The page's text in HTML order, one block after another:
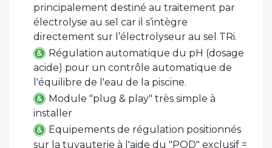
principalement destiné au traitement par
électrolyse au sel car il s’intègre
directement sur l’électrolyseur au sel TRi.
Régulation automatique du pH (dosage
acide) pour un contrôle automatique de
l'équilibre de l'eau de la piscine.
Module "plug & play" très simple à
installer
Equipements de régulation positionnés
sur la tuyauterie à l'aide du "POD" exclusif =